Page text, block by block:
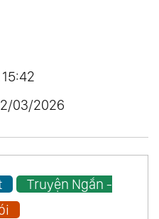
03/2026
Truyện Ngắn -